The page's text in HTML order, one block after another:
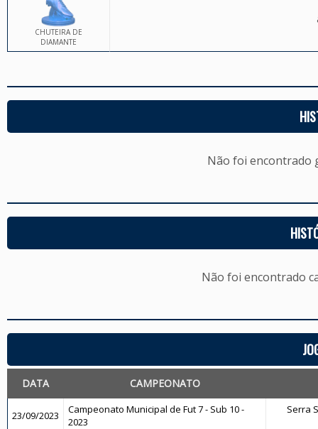
CHUTEIRA DE
DIAMANTE
Não foi encontrado
Não foi encontrado
DATA CAMPEONATO
23/09/2023
Campeonato Municipal de Fut 7 - Sub 10 -
2023
Serra